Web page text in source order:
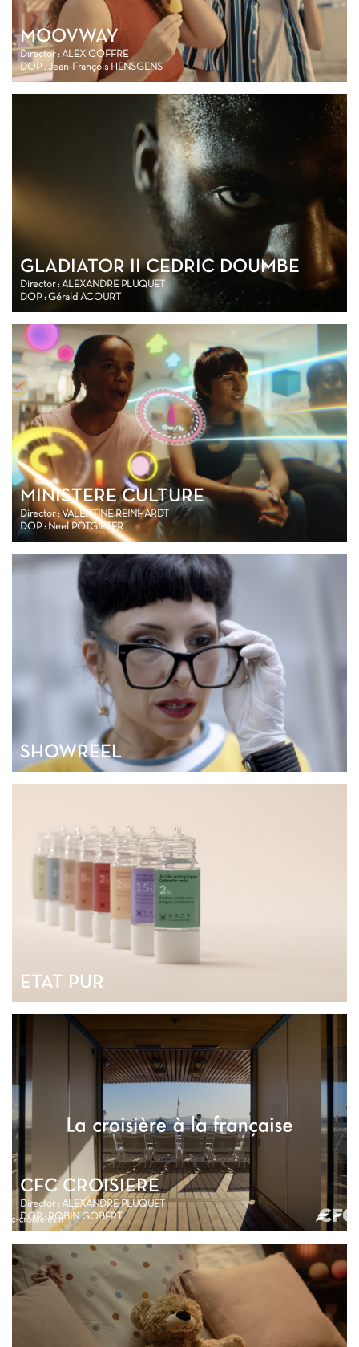
MOOVWAY
Director : ALEX COFFRE
DOP : Jean-François HENSGENS
GLADIATOR II CEDRIC DOUMBE
Director : ALEXANDRE PLUQUET
DOP : Gérald ACOURT
MINISTERE CULTURE
Director : VALENTINE REINHARDT
DOP : Neel POTGIETER
SHOWREEL
ETAT PUR
CFC CROISIERE
Director : ALEXANDRE PLUQUET
DOP : ROBIN GOBERT